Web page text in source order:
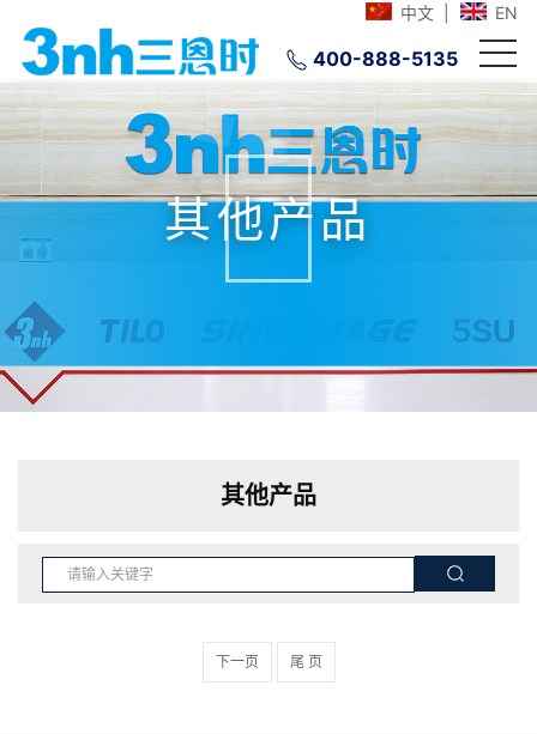
中文 EN
400-888-5135
其他产品
其他产品
下一页 尾 页